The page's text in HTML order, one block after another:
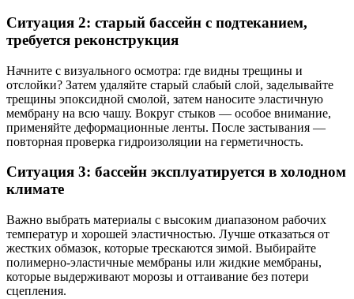
Ситуация 2: старый бассейн с подтеканием,
требуется реконструкция
Начните с визуального осмотра: где видны трещины и
отслойки? Затем удаляйте старый слабый слой, заделывайте
трещины эпоксидной смолой, затем наносите эластичную
мембрану на всю чашу. Вокруг стыков — особое внимание,
применяйте деформационные ленты. После застывания —
повторная проверка гидроизоляции на герметичность.
Ситуация 3: бассейн эксплуатируется в холодном
климате
Важно выбрать материалы с высоким диапазоном рабочих
температур и хорошей эластичностью. Лучше отказаться от
жестких обмазок, которые трескаются зимой. Выбирайте
полимерно-эластичные мембраны или жидкие мембраны,
которые выдерживают морозы и оттаивание без потери
сцепления.